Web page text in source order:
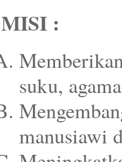
MISI :
suku,
manusiawi